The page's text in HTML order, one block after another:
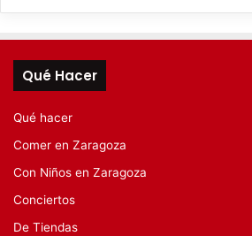
Qué Hacer
Qué hacer
Comer en Zaragoza
Con Niños en Zaragoza
Conciertos
De Tiendas